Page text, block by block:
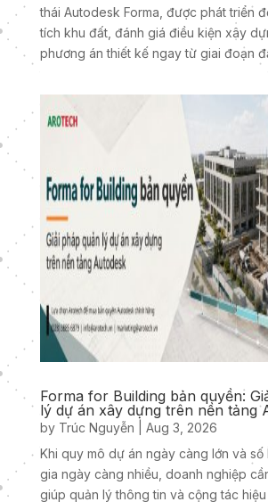
thái Autodesk Forma, được phát triển
tích khu đất, đánh giá điều kiện xây
phương án thiết kế ngay từ giai đoạn
Forma for Building bản quyền:
lý dự án xây dựng trên nền tảng
by Trúc Nguyễn
Aug 3, 2026
Khi quy mô dự án ngày càng lớn và số
gia ngày càng nhiều, doanh nghiệp
giúp quản lý thông tin và cộng tác hiệu